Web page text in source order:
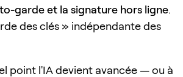
garde et la signature hors ligne.
des clés » indépendante des
point l'IA devient avancée — ou à